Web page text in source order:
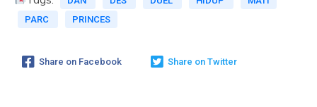
PARC
PRINCES
Share on Facebook Share on Twitter